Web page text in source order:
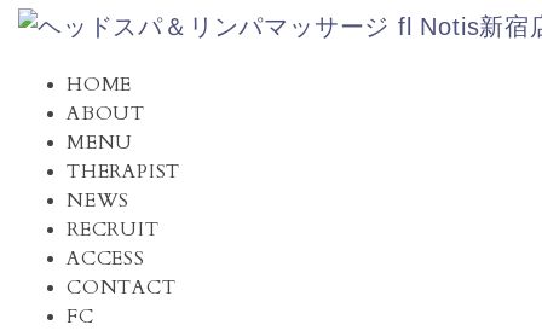
コ
ナ
HOME
ABOUT
MENU
THERAPIST
NEWS
RECRUIT
ACCESS
CONTACT
FC